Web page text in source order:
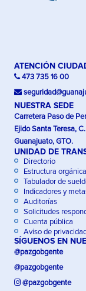
ATENCIÓN
473 735 16 00
NUESTRA SEDE
Carretera Paso de
Ejido Santa Teresa,
Guanajuato, GTO.
UNIDAD DE
Directorio
Estructura orgánica
Tabulador de
Indicadores y
Auditorías
Solicitudes
Cuenta pública
Aviso de
SÍGUENOS EN
@pazgobgente
@pazgobgente
@pazgobgente